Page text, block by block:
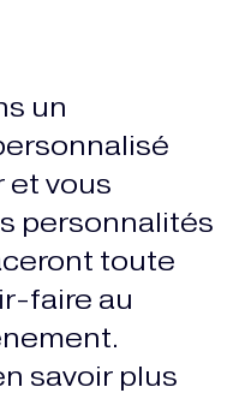
un
et vous
personnalités
toute
faire au
savoir plus